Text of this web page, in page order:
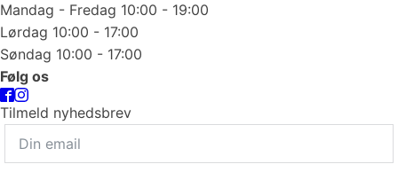
Mandag - Fredag 10:00 - 19:00
Lørdag 10:00 - 17:00
Søndag 10:00 - 17:00
Følg os
Tilmeld nyhedsbrev